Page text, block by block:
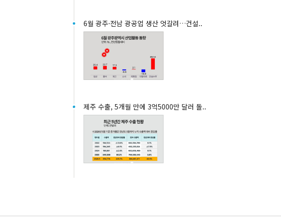
6월 광주·전남 광공업 생산 엇갈려…건설..
제주 수출, 5개월 만에 3억5000만 달러 돌..